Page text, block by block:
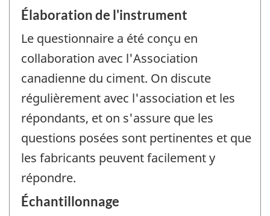
Élaboration de l'instrument
Le questionnaire a été conçu en
collaboration avec l'Association
canadienne du ciment. On discute
régulièrement avec l'association et les
répondants, et on s'assure que les
questions posées sont pertinentes et que
les fabricants peuvent facilement y
répondre.
Échantillonnage